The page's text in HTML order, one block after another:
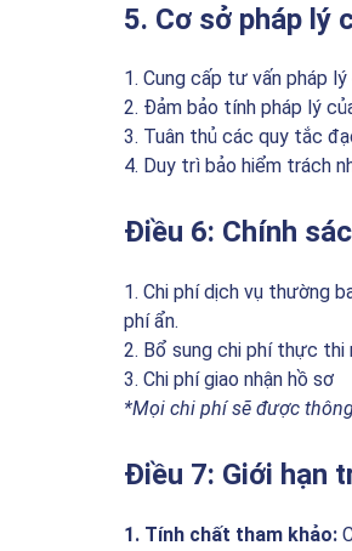
5. Cơ sở pháp lý
1. Cung cấp tư vấn pháp
2. Đảm bảo tính pháp lý
3. Tuân thủ các quy tắc
4. Duy trì bảo hiểm trách
Điều 6: Chính
1. Chi phí dịch vụ thường
phí ẩn.
2. Bổ sung chi phí thực thi
3. Chi phí giao nhận hồ sơ
*Mọi chi phí sẽ được
Điều 7: Giới hạn
1. Tính chất tham khảo: